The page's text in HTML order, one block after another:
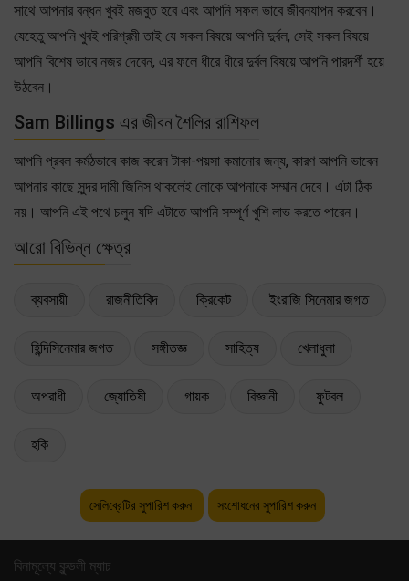
সাথে আপনার বন্ধন খুবই মজবুত হবে এবং আপনি সফল ভাবে জীবনযাপন করবেন।
যেহেতু আপনি খুবই পরিশ্রমী তাই যে সকল বিষয়ে আপনি দুর্বল, সেই সকল বিষয়ে
আপনি বিশেষ ভাবে নজর দেবেন, এর ফলে ধীরে ধীরে দুর্বল বিষয়ে আপনি পারদর্শী হয়ে
উঠবেন।
Sam Billings এর জীবন শৈলির রাশিফল
আপনি প্রবল কর্মঠভাবে কাজ করেন টাকা-পয়সা কমানোর জন্য, কারণ আপনি ভাবেন
আপনার কাছে সুন্দর দামী জিনিস থাকলেই লোকে আপনাকে সম্মান দেবে। এটা ঠিক
নয়। আপনি এই পথে চলুন যদি এটাতে আপনি সম্পূর্ণ খুশি লাভ করতে পারেন।
আরো বিভিন্ন ক্ষেত্র
ব্যবসায়ী রাজনীতিবিদ ক্রিকেট ইংরাজি সিনেমার জগত
হিন্দিসিনেমার জগত সঙ্গীতজ্ঞ সাহিত্য খেলাধুলা
অপরাধী জ্যোতিষী গায়ক বিজ্ঞানী ফুটবল
হকি
সেলিব্রেটির সুপারিশ করুন সংশোধনের সুপারিশ করুন
বিনামূল্যে কুন্ডলী ম্যাচ